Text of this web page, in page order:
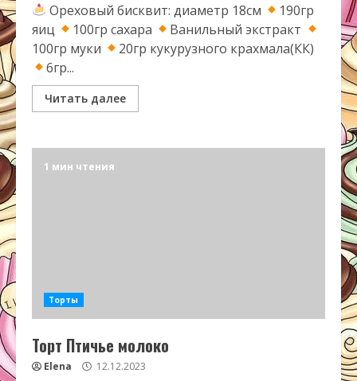
Ореховый бисквит: диаметр 18см
190гр
яиц
100гр сахара
Ванильный экстракт
100гр муки
20гр кукурузного крахмала(КК)
6гр...
Читать далее
1 мин чтения
Торты
Торт Птичье молоко
Elena 12.12.2023